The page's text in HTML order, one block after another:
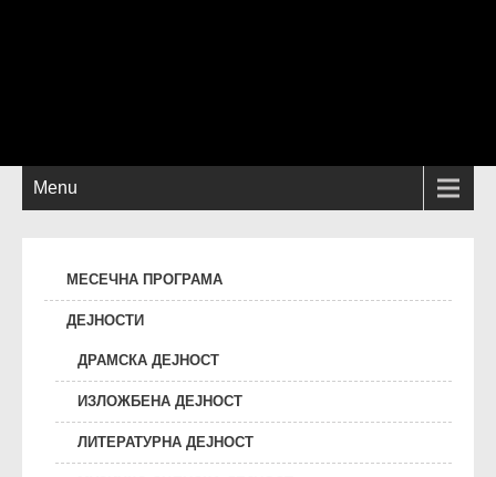
Menu
МЕСЕЧНА ПРОГРАМА
ДЕЈНОСТИ
ДРАМСКА ДЕЈНОСТ
ИЗЛОЖБЕНА ДЕЈНОСТ
ЛИТЕРАТУРНА ДЕЈНОСТ